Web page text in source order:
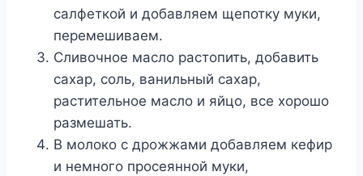
салфеткой и добавляем щепотку муки,
перемешиваем.
Сливочное масло растопить, добавить
сахар, соль, ванильный сахар,
растительное масло и яйцо, все хорошо
размешать.
В молоко с дрожжами добавляем кефир
и немного просеянной муки,